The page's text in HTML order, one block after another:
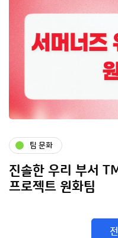
팀 문화
진솔한 우리 부서
프로젝트 원화팀